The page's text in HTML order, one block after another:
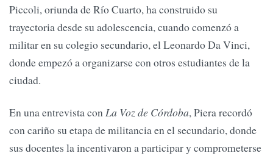
Piccoli, oriunda de Río Cuarto, ha construido su
trayectoria desde su adolescencia, cuando comenzó a
militar en su colegio secundario, el Leonardo Da Vinci,
donde empezó a organizarse con otros estudiantes de la
ciudad.
En una entrevista conLa Voz de Córdoba, Piera recordó
con cariño su etapa de militancia en el secundario, donde
sus docentes la incentivaron a participar y comprometerse